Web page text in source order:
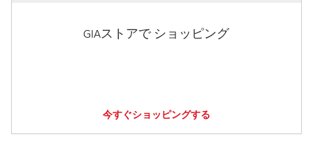
GIAストアで ショッピング
今すぐショッピングする